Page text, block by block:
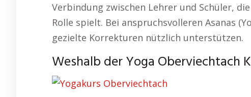
Verbindung zwischen Lehrer und Schüler,
Rolle spielt. Bei anspruchsvolleren Asanas
gezielte Korrekturen nützlich unterstützen.
Weshalb der Yoga Oberviechtach